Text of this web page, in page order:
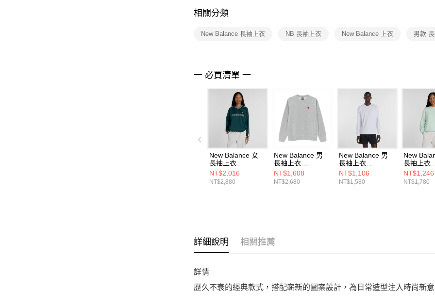
交易，需
任。
４．使用
即時審查
結果請求
５．嚴禁
形，恩沛
相關分類
New Balance 長袖上衣 NB 長袖上衣 New Balance 上衣 男款
一 必買清單 一
New Balance 女
長袖上衣
WT61145IAAV-F
NT$2,016
NT$2,880
New Balance 男
長袖上衣
MT53809AG-F
NT$1,608
NT$2,680
New Balance 男
長袖上衣
MT61B09EWT-F
NT$1,106
NT$1,580
New
長袖上衣
F
NT$1,246
NT$1,780
詳細說明 相關推薦
詳情
歷久不衰的經典款式，搭配嶄新的圖案設計，為日常造型注入時尚新